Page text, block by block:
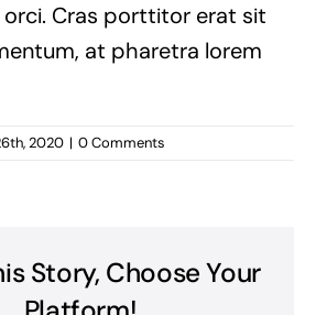
orci. Cras porttitor erat sit
at pharetra lorem
2020 | 0 Comments
Story, Choose Your